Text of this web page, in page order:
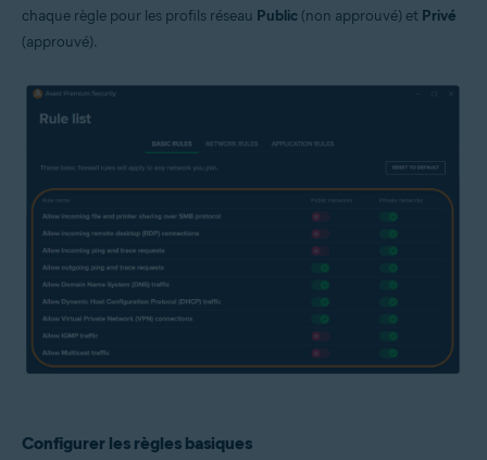
chaque règle pour les profils réseau Public (non approuvé) et Privé
(approuvé).
Configurer les règles basiques